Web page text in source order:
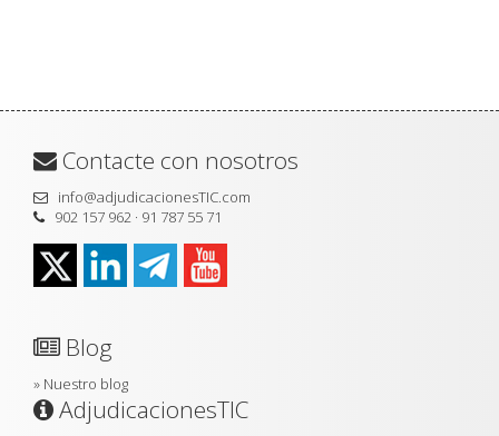
Contacte con nosotros
info@adjudicacionesTIC.com
902 157 962 · 91 787 55 71
Blog
» Nuestro blog
AdjudicacionesTIC